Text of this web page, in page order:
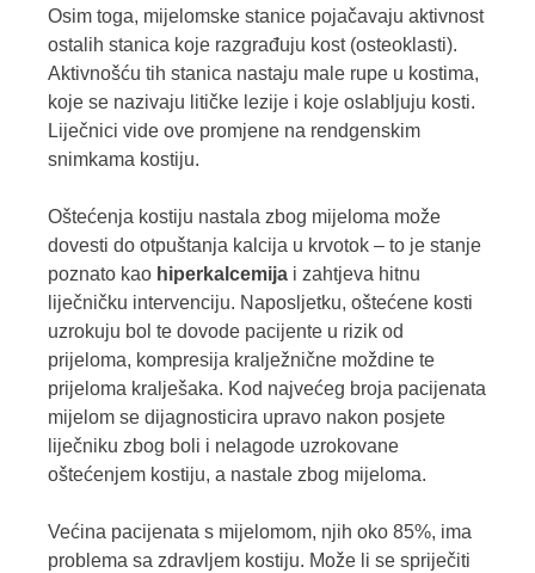
Osim toga, mijelomske stanice pojačavaju aktivnost
ostalih stanica koje razgrađuju kost (osteoklasti).
Aktivnošću tih stanica nastaju male rupe u kostima,
koje se nazivaju litičke lezije i koje oslabljuju kosti.
Liječnici vide ove promjene na rendgenskim
snimkama kostiju.
Oštećenja kostiju nastala zbog mijeloma može
dovesti do otpuštanja kalcija u krvotok – to je stanje
poznato kao hiperkalcemija i zahtjeva hitnu
liječničku intervenciju. Naposljetku, oštećene kosti
uzrokuju bol te dovode pacijente u rizik od
prijeloma, kompresija kralježnične moždine te
prijeloma kralješaka. Kod najvećeg broja pacijenata
mijelom se dijagnosticira upravo nakon posjete
liječniku zbog boli i nelagode uzrokovane
oštećenjem kostiju, a nastale zbog mijeloma.
Većina pacijenata s mijelomom, njih oko 85%, ima
problema sa zdravljem kostiju. Može li se spriječiti